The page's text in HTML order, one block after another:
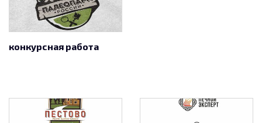
конкурсная работа